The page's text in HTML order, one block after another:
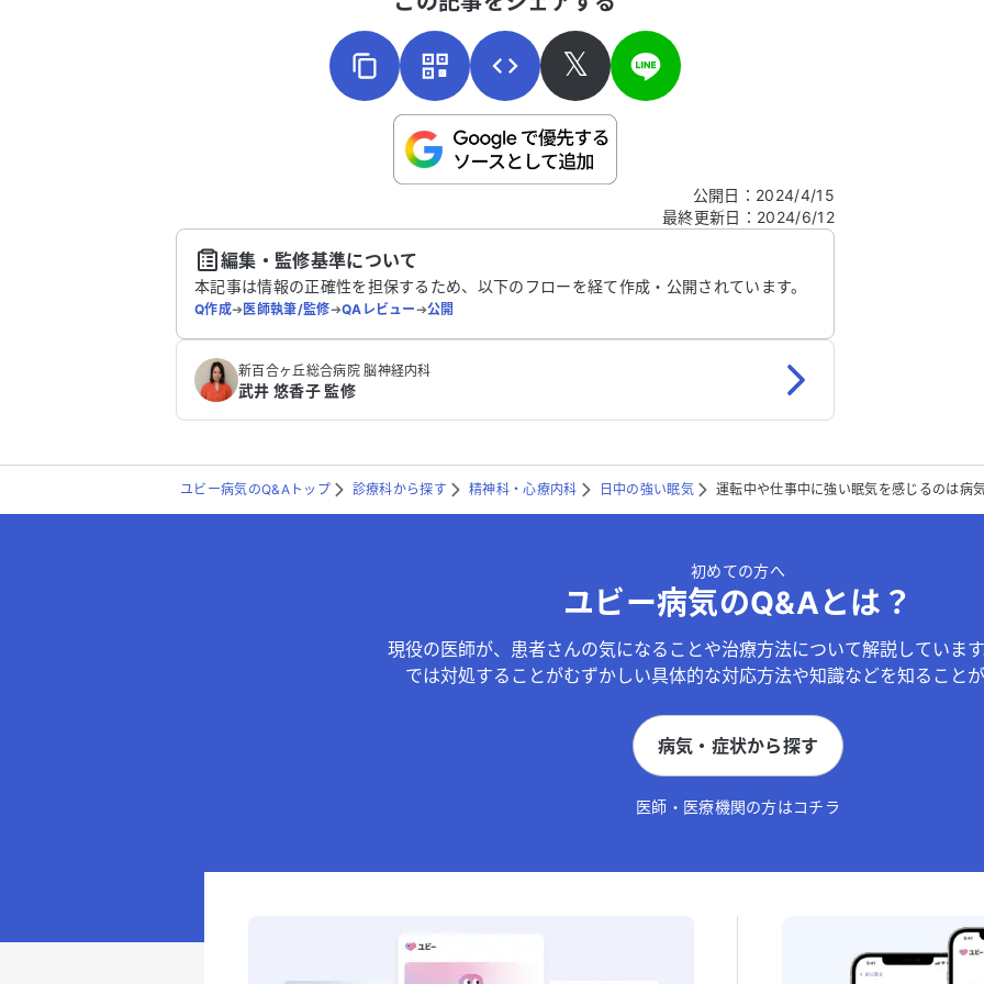
こちらは送信専用のフォームです。氏名やご自身の病気の詳細などの個人情報は入れないでくだ
𝕏
公開日 ： 2024/4/15
最終更新日 ： 2024/6/12
編集・監修基準について
本記事は情報の正確性を担保するため、以下のフローを経て作成・公開されています。
Q作成➔医師執筆/監修➔QAレビュー➔公開
新百合ヶ丘総合病院 脳神経内科
武井 悠香子 監修
ユビー病気のQ&Aトップ 診療科から探す 精神科・心療内科 日中の強い眠気 運転中や仕事中に強い眠気を感じるのは病
初めての方へ
ユビー病気のQ&Aとは？
現役の医師が、患者さんの気になることや治療方法について解説していま
では対処することがむずかしい具体的な対応方法や知識などを知ることが
病気・症状から探す
医師・医療機関の方はコチラ